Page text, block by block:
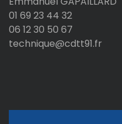
01 69 23 44 32
06 12 30 50 67
technique@cdtt91.fr